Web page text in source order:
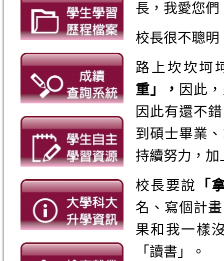
長，我愛您
校長很不聰明
路上坎坎坷
重 」 ， 因此
因此有還不
到碩士畢業
持續努力，
校長要說
「
名、寫個計
果和我一樣
「讀書」。